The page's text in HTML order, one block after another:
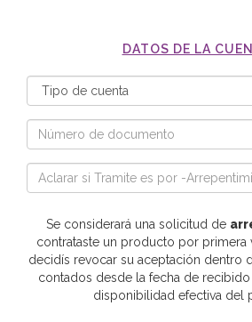
DATOS DE LA
Se considerará una solicitud de
contrataste un producto por
decidís revocar su aceptación dentro
contados desde la fecha de
disponibilidad efectiva del